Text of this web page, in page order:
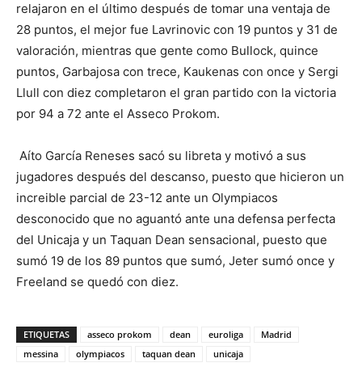
relajaron en el último después de tomar una ventaja de
28 puntos, el mejor fue Lavrinovic con 19 puntos y 31 de
valoración, mientras que gente como Bullock, quince
puntos, Garbajosa con trece, Kaukenas con once y Sergi
Llull con diez completaron el gran partido con la victoria
por 94 a 72 ante el Asseco Prokom.
Aíto García Reneses sacó su libreta y motivó a sus
jugadores después del descanso, puesto que hicieron un
increible parcial de 23-12 ante un Olympiacos
desconocido que no aguantó ante una defensa perfecta
del Unicaja y un Taquan Dean sensacional, puesto que
sumó 19 de los 89 puntos que sumó, Jeter sumó once y
Freeland se quedó con diez.
ETIQUETAS asseco prokom dean euroliga
Madrid
messina
olympiacos taquan dean unicaja